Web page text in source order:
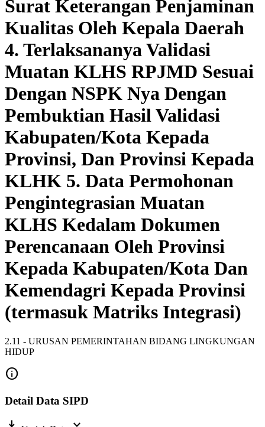
Surat Keterangan Penjaminan
Kualitas Oleh Kepala Daerah
4. Terlaksananya Validasi
Muatan KLHS RPJMD Sesuai
Dengan NSPK Nya Dengan
Pembuktian Hasil Validasi
Kabupaten/Kota Kepada
Provinsi, Dan Provinsi Kepada
KLHK 5. Data Permohonan
Pengintegrasian Muatan
KLHS Kedalam Dokumen
Perencanaan Oleh Provinsi
Kepada Kabupaten/Kota Dan
Kemendagri Kepada Provinsi
(termasuk Matriks Integrasi)
2.11 - URUSAN PEMERINTAHAN BIDANG LINGKUNGAN
HIDUP
info
Detail Data SIPD